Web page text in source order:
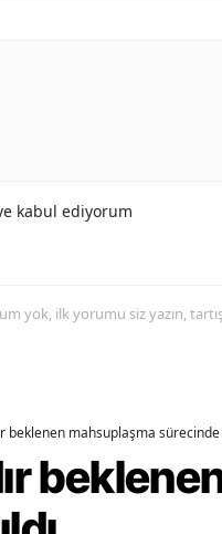
kabul ediyorum
yok, ilk yorumu siz yazın,
beklenen mahsuplaşma sürecinde